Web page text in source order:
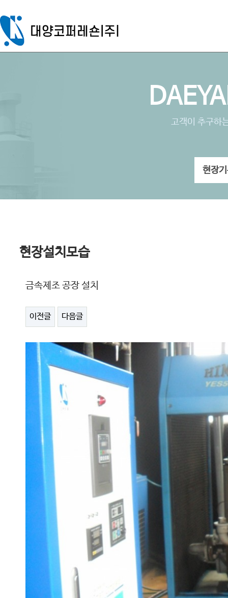
고객이 추구하
현장
현장설치모습
금속제조 공장 설치
이전글 다음글